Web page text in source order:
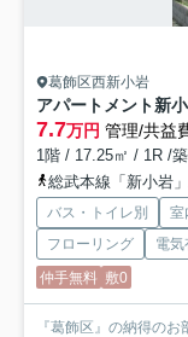
葛飾区西新小岩
アパートメント新
7.7万円 管理/共益
1階 / 17.25㎡ / 1R /
総武本線「新小岩
バス・トイレ別 室
フローリング
電気
仲手無料 敷0
『葛飾区』の納得の